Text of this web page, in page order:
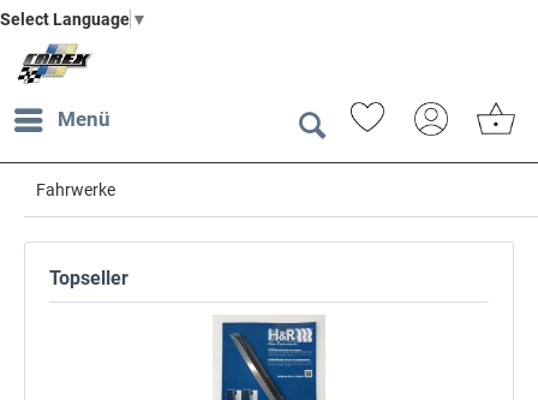
Select Language ▼
Menü
Fahrwerke
Topseller